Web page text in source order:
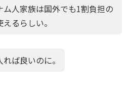
ム人家族は国外でも1割負担の
るらしい。
ば良いのに。